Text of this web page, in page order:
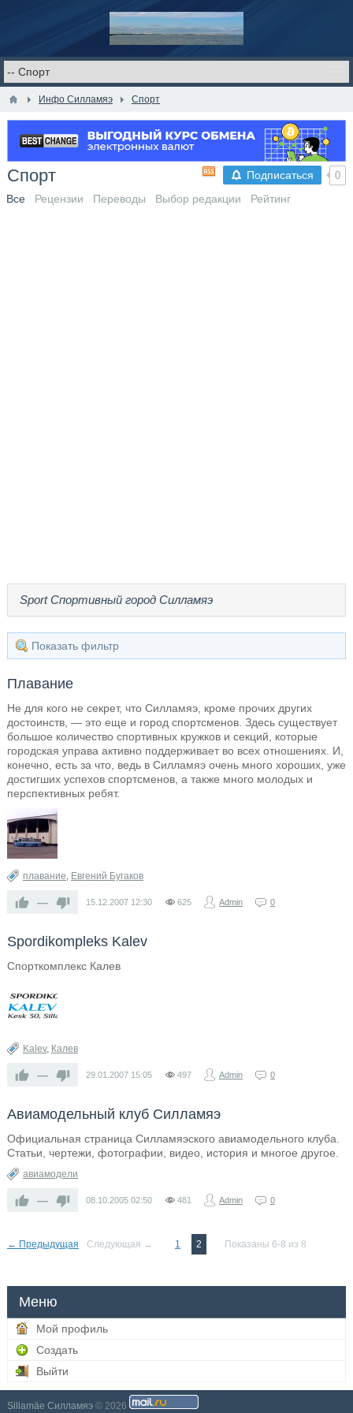
Инфо Силламяэ Спорт
Подписаться 0
Спорт
Все Рецензии Переводы Выбор редакции Рейтинг
Sport Спортивный город Силламяэ
Показать фильтр
Плавание
Не для кого не секрет, что Силламяэ, кроме прочих других
достоинств, — это еще и город спортсменов. Здесь существует
большое количество спортивных кружков и секций, которые
городская управа активно поддерживает во всех отношениях. И,
конечно, есть за что, ведь в Силламяэ очень много хороших, уже
достигших успехов спортсменов, а также много молодых и
перспективных ребят.
плавание, Евгений Бугаков
— 15.12.2007 12:30 625 Admin 0
Spordikompleks Kalev
Спорткомплекс Калев
Kalev, Калев
— 29.01.2007 15:05 497 Admin 0
Авиамодельный клуб Силламяэ
Официальная страница Силламяэского авиамодельного клуба.
Статьи, чертежи, фотографии, видео, история и многое другое.
авиамодели
— 08.10.2005 02:50 481 Admin 0
← Предыдущая Следующая → 1 2 Показаны 6-8 из 8
Меню
Мой профиль
Создать
Выйти
Sillamäe Силламяэ© 2026